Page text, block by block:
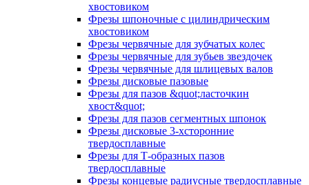
хвостовиком
Фрезы шпоночные с цилиндрическим
хвостовиком
Фрезы червячные для зубчатых колес
Фрезы червячные для зубьев звездочек
Фрезы червячные для шлицевых валов
Фрезы дисковые пазовые
Фрезы для пазов &quot;ласточкин
хвост&quot;
Фрезы для пазов сегментных шпонок
Фрезы дисковые 3-хсторонние
твердосплавные
Фрезы для Т-образных пазов
твердосплавные
Фрезы концевые радиусные твердосплавные